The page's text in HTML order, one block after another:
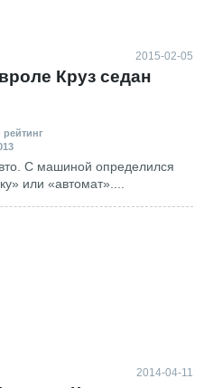
2015-02-05
Круз седан
С машиной определился
или «автомат»....
2014-04-11